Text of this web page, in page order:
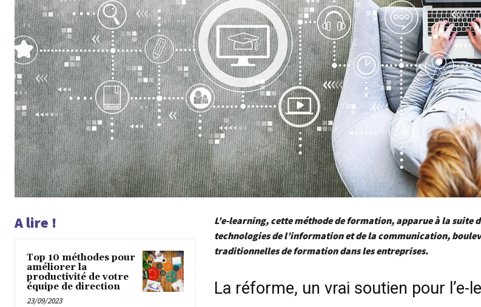
A lire !
Top 10 méthodes pour
améliorer la
productivité de votre
équipe de direction
23/09/2023
L’e-learning, cette méthode de formation, apparue à la suite
technologies de l’information et de la communication,
traditionnelles de formation dans les entreprises.
La réforme, un vrai soutien pour l’e-